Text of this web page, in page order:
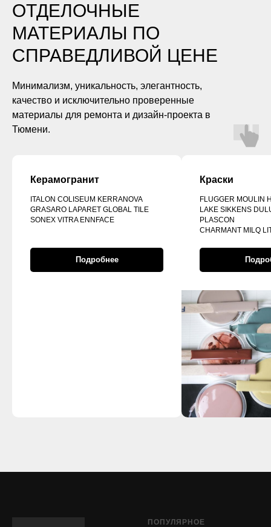
ОТДЕЛОЧНЫЕ
МАТЕРИАЛЫ ПО
СПРАВЕДЛИВОЙ ЦЕНЕ
Минимализм, уникальность, элегантность,
качество и исключительно проверенные
материалы для ремонта и дизайн-проекта в
Тюмени.
Керамогранит
ITALON COLISEUM KERRANOVA
GRASARO LAPARET GLOBAL TILE
SONEX VITRA ENNFACE
Подробнее
Краски
FLUGGER MOULIN
LAKE SIKKENS
PLASCON
CHARMANT MILQ
ПОПУЛЯРНОЕ